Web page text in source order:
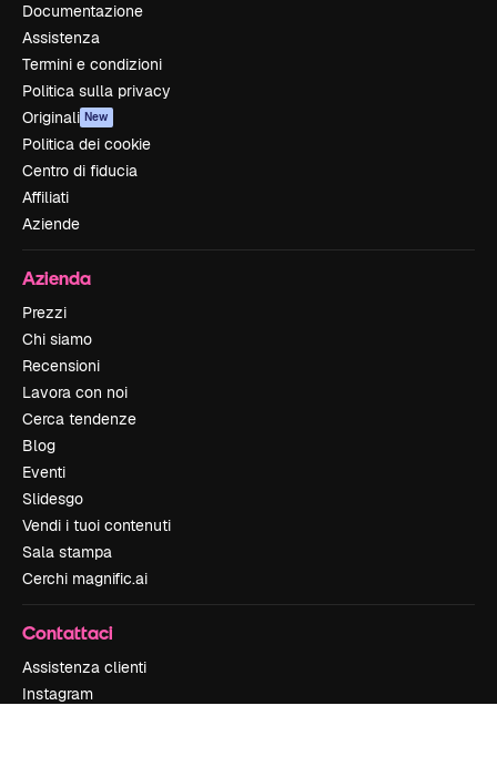
Documentazione
Assistenza
Termini e condizioni
Politica sulla privacy
Originali New
Politica dei cookie
Centro di fiducia
Affiliati
Aziende
Azienda
Prezzi
Chi siamo
Recensioni
Lavora con noi
Cerca tendenze
Blog
Eventi
Slidesgo
Vendi i tuoi contenuti
Sala stampa
Cerchi magnific.ai
Contattaci
Assistenza clienti
Instagram